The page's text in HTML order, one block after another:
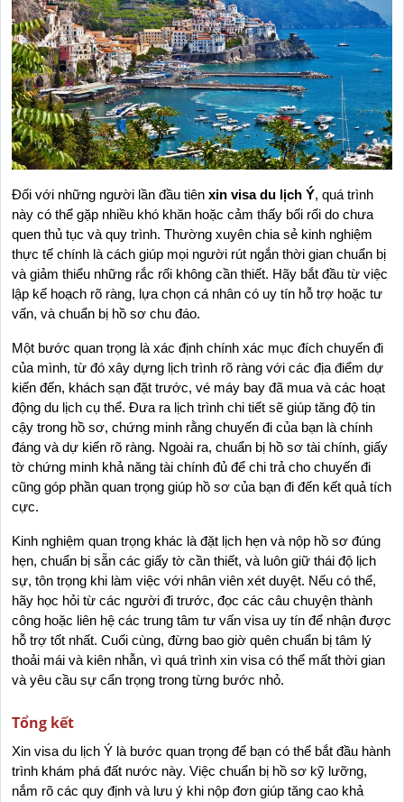
Đối với những người lần đầu tiên xin visa du lịch Ý, quá trình
này có thể gặp nhiều khó khăn hoặc cảm thấy bối rối do chưa
quen thủ tục và quy trình. Thường xuyên chia sẻ kinh nghiệm
thực tế chính là cách giúp mọi người rút ngắn thời gian chuẩn bị
và giảm thiểu những rắc rối không cần thiết. Hãy bắt đầu từ việc
lập kế hoạch rõ ràng, lựa chọn cá nhân có uy tín hỗ trợ hoặc tư
vấn, và chuẩn bị hồ sơ chu đáo.
Một bước quan trọng là xác định chính xác mục đích chuyến đi
của mình, từ đó xây dựng lịch trình rõ ràng với các địa điểm dự
kiến đến, khách sạn đặt trước, vé máy bay đã mua và các hoạt
động du lịch cụ thể. Đưa ra lịch trình chi tiết sẽ giúp tăng độ tin
cậy trong hồ sơ, chứng minh rằng chuyến đi của bạn là chính
đáng và dự kiến rõ ràng. Ngoài ra, chuẩn bị hồ sơ tài chính, giấy
tờ chứng minh khả năng tài chính đủ để chi trả cho chuyến đi
cũng góp phần quan trọng giúp hồ sơ của bạn đi đến kết quả tích
cực.
Kinh nghiệm quan trọng khác là đặt lịch hẹn và nộp hồ sơ đúng
hẹn, chuẩn bị sẵn các giấy tờ cần thiết, và luôn giữ thái độ lịch
sự, tôn trọng khi làm việc với nhân viên xét duyệt. Nếu có thể,
hãy học hỏi từ các người đi trước, đọc các câu chuyện thành
công hoặc liên hệ các trung tâm tư vấn visa uy tín để nhận được
hỗ trợ tốt nhất. Cuối cùng, đừng bao giờ quên chuẩn bị tâm lý
thoải mái và kiên nhẫn, vì quá trình xin visa có thể mất thời gian
và yêu cầu sự cẩn trọng trong từng bước nhỏ.
Tổng kết
Xin visa du lịch Ý là bước quan trọng để bạn có thể bắt đầu hành
trình khám phá đất nước này. Việc chuẩn bị hồ sơ kỹ lưỡng,
nắm rõ các quy định và lưu ý khi nộp đơn giúp tăng cao khả